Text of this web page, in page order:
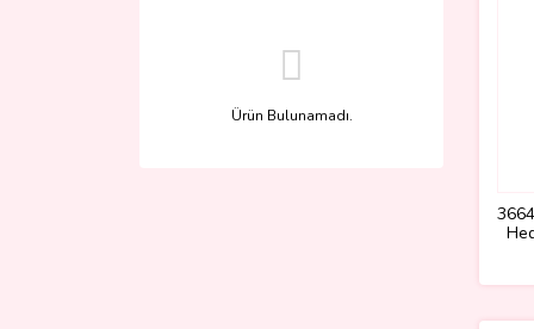
Ürün Bulunamadı.